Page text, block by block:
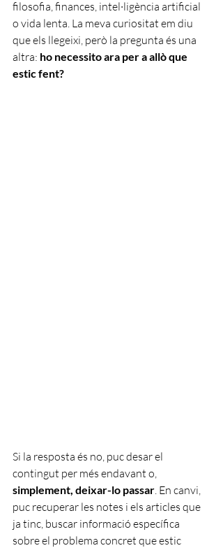
filosofia, finances, intel·ligència artificial
o vida lenta. La meva curiositat em diu
que els llegeixi, però la pregunta és una
altra: ho necessito ara per a allò que
estic fent?
Si la resposta és no, puc desar el
contingut per més endavant o,
simplement, deixar-lo passar . En canvi,
puc recuperar les notes i els articles que
ja tinc, buscar informació específica
sobre el problema concret que estic